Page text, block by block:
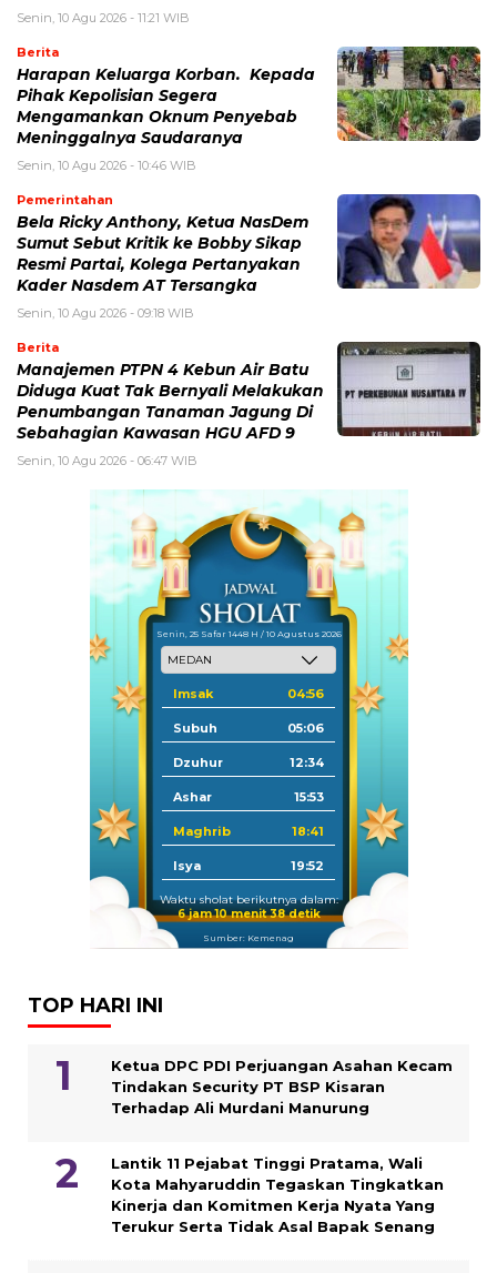
Senin, 10 Agu 2026 - 11:21 WIB
Berita
Harapan Keluarga Korban. Kepada
Pihak Kepolisian Segera
Mengamankan Oknum Penyebab
Meninggalnya Saudaranya
Senin, 10 Agu 2026 - 10:46 WIB
Pemerintahan
Bela Ricky Anthony, Ketua NasDem
Sumut Sebut Kritik ke Bobby Sikap
Resmi Partai, Kolega Pertanyakan
Kader Nasdem AT Tersangka
Senin, 10 Agu 2026 - 09:18 WIB
Berita
Manajemen PTPN 4 Kebun Air Batu
Diduga Kuat Tak Bernyali Melakukan
Penumbangan Tanaman Jagung Di
Sebahagian Kawasan HGU AFD 9
Senin, 10 Agu 2026 - 06:47 WIB
Senin, 25 Safar 1448 H / 10 Agustus 2026
Imsak 04:56
Subuh 05:06
Dzuhur 12:34
Ashar 15:53
Maghrib 18:41
Isya 19:52
Waktu sholat berikutnya dalam:
6 jam 10 menit 38 detik
Sumber: Kemenag
TOP HARI INI
Ketua DPC PDI Perjuangan Asahan Kecam
Tindakan Security PT BSP Kisaran
Terhadap Ali Murdani Manurung
Lantik 11 Pejabat Tinggi Pratama, Wali
Kota Mahyaruddin Tegaskan Tingkatkan
Kinerja dan Komitmen Kerja Nyata Yang
Terukur Serta Tidak Asal Bapak Senang